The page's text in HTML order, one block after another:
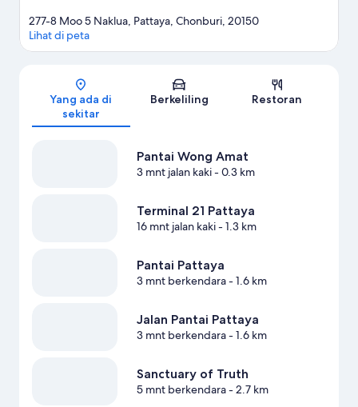
Peta
277-8 Moo 5 Naklua, Pattaya, Chonburi, 20150
Lihat di peta
Yang ada di
sekitar
Berkeliling Restoran
Pantai Wong Amat
3 mnt jalan kaki- 0.3 km
Terminal 21 Pattaya
16 mnt jalan kaki- 1.3 km
Pantai Pattaya
3 mnt berkendara- 1.6 km
Jalan Pantai Pattaya
3 mnt berkendara- 1.6 km
Sanctuary of Truth
5 mnt berkendara- 2.7 km